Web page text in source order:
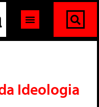
Ideologia